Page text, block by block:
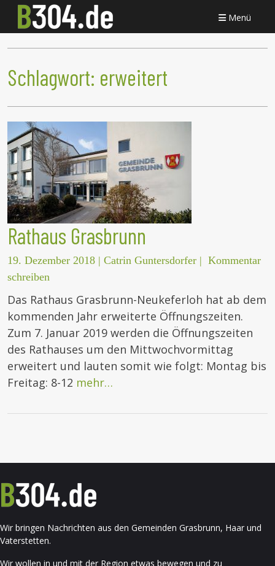
Menü
Schlagwort: erweitert
Rathaus Grasbrunn
19. Dezember 2018 | Catrin Guntersdorfer | Kommentar
schreiben
Das Rathaus Grasbrunn-Neukeferloh hat ab dem
kommenden Jahr erweiterte Öffnungszeiten.
Zum 7. Januar 2019 werden die Öffnungszeiten
des Rathauses um den Mittwochvormittag
erweitert und lauten somit wie folgt: Montag bis
Freitag: 8-12 mehr…
Wir bringen Nachrichten aus den Gemeinden Grasbrunn, Haar und
Vaterstetten.
Wir wollen in und mit der Region etwas bewegen und zu